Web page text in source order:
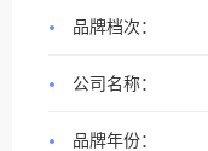
品牌档次：
公司名称：
品牌年份：